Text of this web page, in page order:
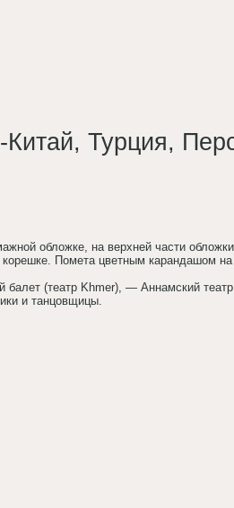
Турция,
обложке, на верхней части
корешке. Помета цветным карандашом
(театр Khmer), — Аннамский
и танцовщицы.